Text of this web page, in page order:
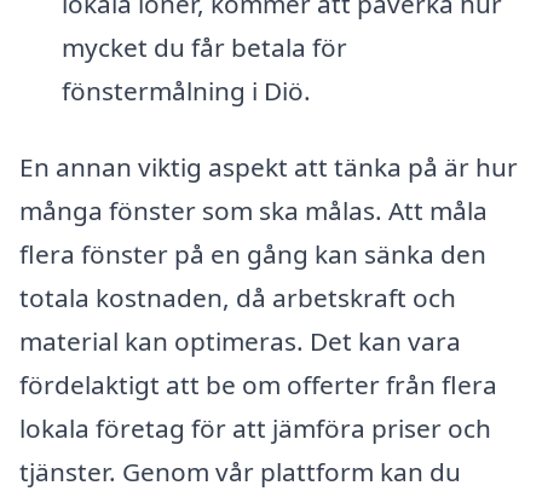
mycket du får betala för
fönstermålning i Diö.
En annan viktig aspekt att tänka på är hur
många fönster som ska målas. Att måla
flera fönster på en gång kan sänka den
totala kostnaden, då arbetskraft och
material kan optimeras. Det kan vara
fördelaktigt att be om offerter från flera
lokala företag för att jämföra priser och
tjänster. Genom vår plattform kan du